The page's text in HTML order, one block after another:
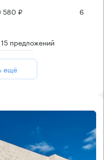
580 ₽ 6
15предложений
ещё